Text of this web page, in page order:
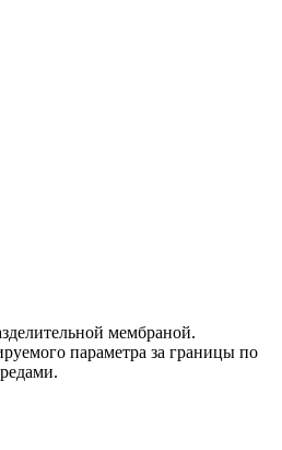
мембраной.
параметра за границы по